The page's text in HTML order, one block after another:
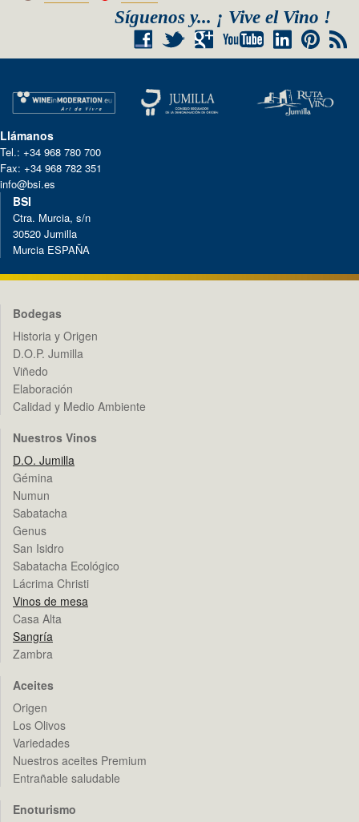
Síguenos y... ¡ Vive el Vino !
+ RSS
Llámanos
Tel.: +34 968 780 700
Fax: +34 968 782 351
info@bsi.es
BSI
Ctra. Murcia, s/n
30520 Jumilla
Murcia ESPAÑA
Bodegas
Historia y Origen
D.O.P. Jumilla
Viñedo
Elaboración
Calidad y Medio Ambiente
Nuestros Vinos
D.O. Jumilla
Gémina
Numun
Sabatacha
Genus
San Isidro
Sabatacha Ecológico
Lácrima Christi
Vinos de mesa
Casa Alta
Sangría
Zambra
Aceites
Origen
Los Olivos
Variedades
Nuestros aceites Premium
Entrañable saludable
Enoturismo